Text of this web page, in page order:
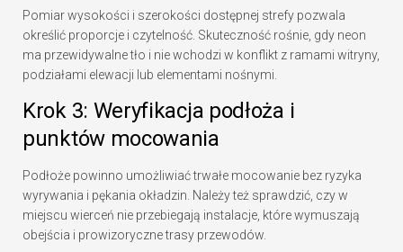
Pomiar wysokości i szerokości dostępnej strefy pozwala
określić proporcje i czytelność. Skuteczność rośnie, gdy neon
ma przewidywalne tło i nie wchodzi w konflikt z ramami witryny,
podziałami elewacji lub elementami nośnymi.
Krok 3: Weryfikacja podłoża i
punktów mocowania
Podłoże powinno umożliwiać trwałe mocowanie bez ryzyka
wyrywania i pękania okładzin. Należy też sprawdzić, czy w
miejscu wierceń nie przebiegają instalacje, które wymuszają
obejścia i prowizoryczne trasy przewodów.